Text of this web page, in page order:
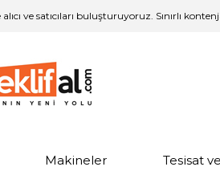
ve satıcıları buluşturuyoruz. Sınırlı
Makineler Tesisat